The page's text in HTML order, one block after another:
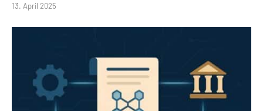
13. April 2025